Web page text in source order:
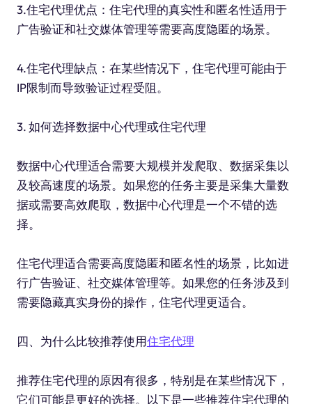
3.住宅代理优点：住宅代理的真实性和匿名性适用于
广告验证和社交媒体管理等需要高度隐匿的场景。
4.住宅代理缺点：在某些情况下，住宅代理可能由于
IP限制而导致验证过程受阻。
3. 如何选择数据中心代理或住宅代理
数据中心代理适合需要大规模并发爬取、数据采集以
及较高速度的场景。如果您的任务主要是采集大量数
据或需要高效爬取，数据中心代理是一个不错的选
择。
住宅代理适合需要高度隐匿和匿名性的场景，比如进
行广告验证、社交媒体管理等。如果您的任务涉及到
需要隐藏真实身份的操作，住宅代理更适合。
四、为什么比较推荐使用住宅代理
推荐住宅代理的原因有很多，特别是在某些情况下，
它们可能是更好的选择。以下是一些推荐住宅代理的